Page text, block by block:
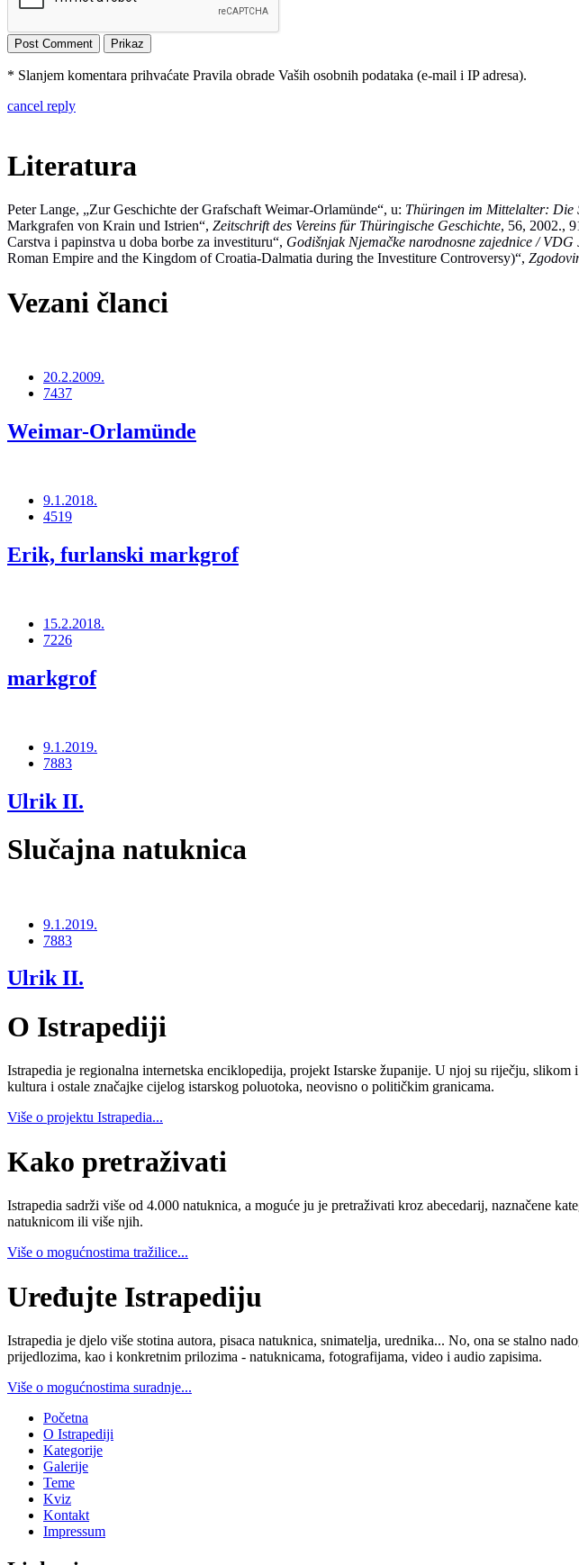
* Slanjem komentara prihvaćate Pravila obrade Vaših osobnih podataka (e-mail i IP adresa).
cancel reply
Literatura
Peter Lange, „Zur Geschichte der Grafschaft Weimar-Orlamünde“, u: Thüringen im Mittelalter: Die
Markgrafen von Krain und Istrien“, Zeitschrift des Vereins für Thüringische Geschichte, 56, 2002.,
Carstva i papinstva u doba borbe za investituru“, Godišnjak Njemačke narodnosne zajednice / VDG
Roman Empire and the Kingdom of Croatia-Dalmatia during the Investiture Controversy)“,
Vezani članci
20.2.2009.
7437
Weimar-Orlamünde
9.1.2018.
4519
Erik, furlanski markgrof
15.2.2018.
7226
markgrof
9.1.2019.
7883
Ulrik II.
Slučajna natuknica
9.1.2019.
7883
Ulrik II.
O Istrapediji
Istrapedia je regionalna internetska enciklopedija, projekt Istarske županije. U njoj su riječju,
kultura i ostale značajke cijelog istarskog poluotoka, neovisno o političkim granicama.
Više o projektu Istrapedia...
Kako pretraživati
Istrapedia sadrži više od 4.000 natuknica, a moguće ju je pretraživati kroz abecedarij, naznačene
natuknicom ili više njih.
Više o mogućnostima tražilice...
Uređujte Istrapediju
Istrapedia je djelo više stotina autora, pisaca natuknica, snimatelja, urednika... No, ona se stalno
prijedlozima, kao i konkretnim prilozima - natuknicama, fotografijama, video i audio zapisima.
Više o mogućnostima suradnje...
Početna
O Istrapediji
Kategorije
Galerije
Teme
Kviz
Kontakt
Impressum